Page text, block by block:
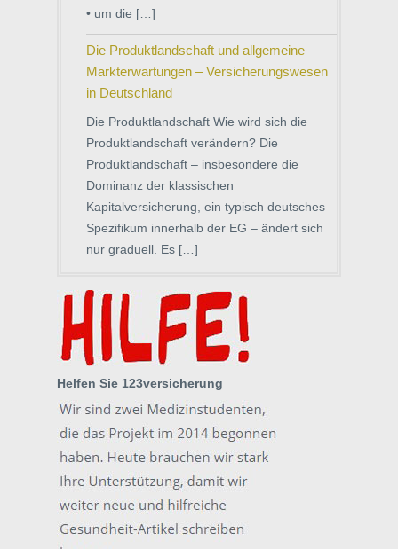
• um die […]
Die Produktlandschaft und allgemeine
Markterwartungen – Versicherungswesen
in Deutschland
Die Produktlandschaft Wie wird sich die
Produktlandschaft verändern? Die
Produktlandschaft – insbesondere die
Dominanz der klassischen
Kapitalversicherung, ein typisch deutsches
Spezifikum innerhalb der EG – ändert sich
nur graduell. Es […]
Helfen Sie 123versicherung